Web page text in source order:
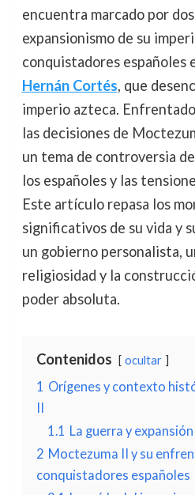
encuentra marcado por
expansionismo de su
conquistadores españoles
Hernán Cortés, que
imperio azteca.
las decisiones de
un tema de controversia
los españoles y las
Este artículo repasa los
significativos de su vida y
un gobierno personalista,
religiosidad y la
poder absoluta.
Contenidos ocultar
1 Orígenes y contexto
II
1.1 La guerra y
2 Moctezuma II y su
conquistadores españoles